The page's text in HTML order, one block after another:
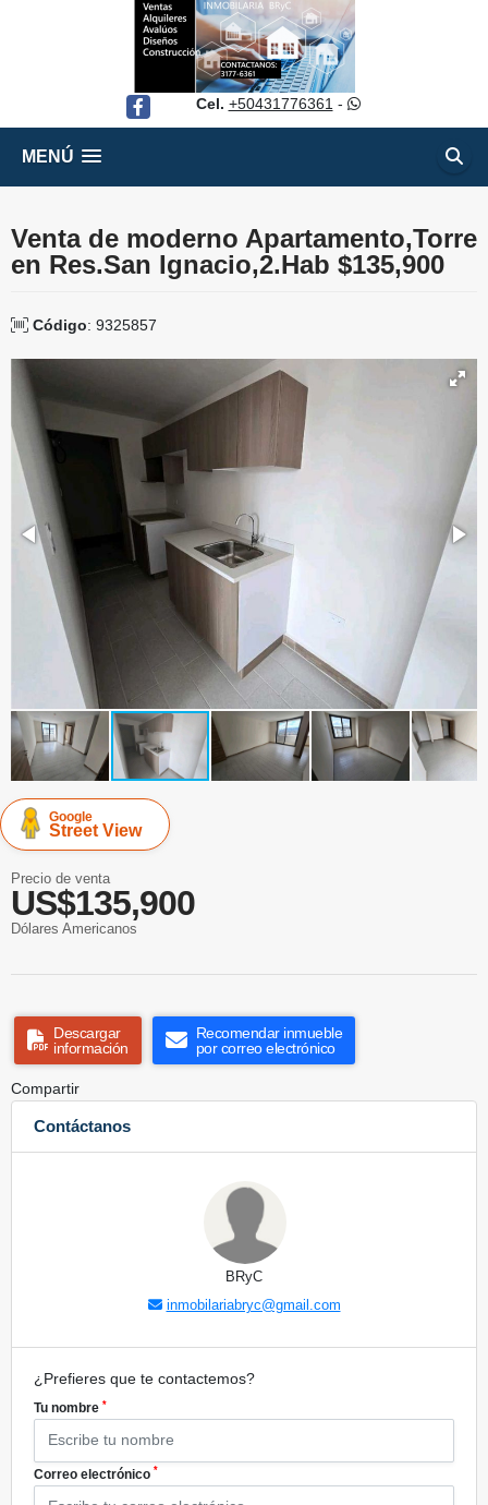
Facebook Cel. +50431776361 -
MENÚ
Venta de moderno Apartamento,Torre
en Res.San Ignacio,2.Hab $135,900
Código: 9325857
Google
Street View
Precio de venta
US$135,900
Dólares Americanos
Descargar
información
Recomendar inmueble
por correo electrónico
Compartir
Contáctanos
BRyC
inmobilariabryc@gmail.com
¿Prefieres que te contactemos?
Tu nombre *
Correo electrónico *